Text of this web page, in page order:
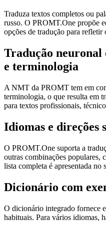
Traduza textos completos ou
russo. O PROMT.One propõe
opções de tradução para
Tradução
e terminologia
A NMT da PROMT tem em
terminologia, o que resulta em
para textos profissionais,
Idiomas e direções
O PROMT.One suporta a
outras combinações populares,
lista completa é apresentada no
Dicionário com
O dicionário integrado fornece
habituais. Para vários idiomas,